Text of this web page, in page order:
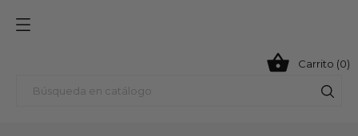
 Carrito (0)